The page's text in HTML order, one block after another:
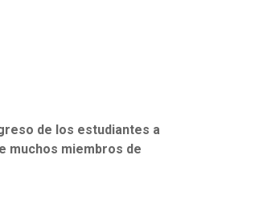
de los estudiantes a
muchos miembros de